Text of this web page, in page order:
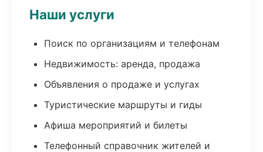
Наши услуги
Поиск по организациям и телефонам
Недвижимость: аренда, продажа
Объявления о продаже и услугах
Туристические маршруты и гиды
Афиша мероприятий и билеты
Телефонный справочник жителей и